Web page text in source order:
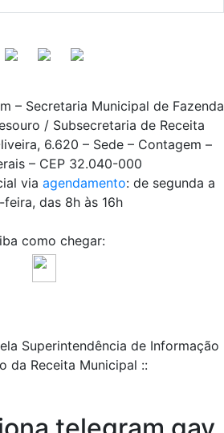
– Secretaria Municipal de Fazenda
/ Subsecretaria de Receita
6.620 – Sede – Contagem –
– CEP 32.040-000
via agendamento: de segunda a
feira, das 8h às 16h
como chegar:
Superintendência de Informação
da Receita Municipal ::